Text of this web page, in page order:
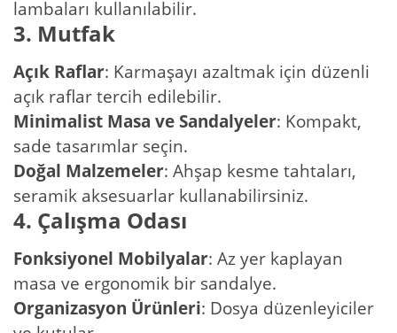
lambaları kullanılabilir.
3. Mutfak
Açık Raflar: Karmaşayı azaltmak için düzenli
açık raflar tercih edilebilir.
Minimalist Masa ve Sandalyeler: Kompakt,
sade tasarımlar seçin.
Doğal Malzemeler: Ahşap kesme tahtaları,
seramik aksesuarlar kullanabilirsiniz.
4. Çalışma Odası
Fonksiyonel Mobilyalar: Az yer kaplayan
masa ve ergonomik bir sandalye.
Organizasyon Ürünleri: Dosya düzenleyiciler